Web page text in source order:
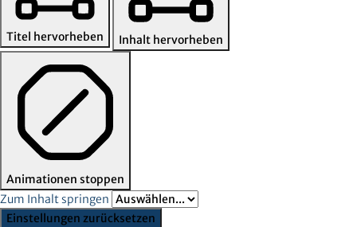
Titel hervorheben Inhalt hervorheben
Animationen stoppen
Zum Inhalt springen
Einstellungen zurücksetzen